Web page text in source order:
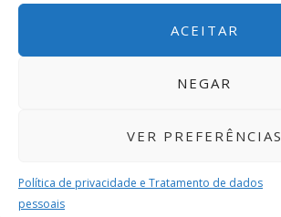
ACEITAR
NEGAR
VER PREFERÊNCIAS
Política de privacidade e Tratamento de dados
pessoais